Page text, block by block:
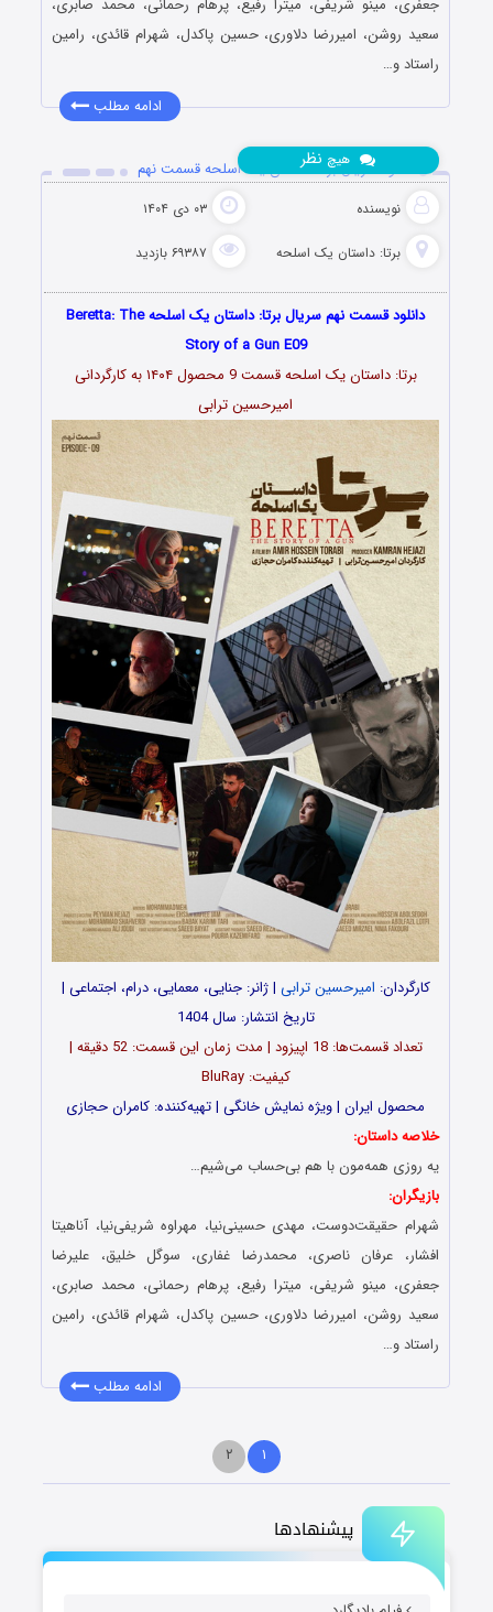
پیشنهادها
جعفری، مینو شریفی، میترا رفیع، پرهام رحمانی، محمد صابری،
سعید روشن، امیررضا دلاوری، حسین پاکدل، شهرام قائدی، رامین
راستاد و…
ادامه مطلب
دانلود سریال برتا: داستان یک اسلحه قسمت نهم
نویسنده ۰۳ دی ۱۴۰۴
برتا: داستان یک اسلحه ۶۹۳۸۷ بازدید
هیچ نظر
دانلود قسمت نهم سریال برتا: داستان یک اسلحه ‌Beretta: The
Story of a Gun E09
برتا: داستان یک اسلحه قسمت 9 محصول ۱۴۰۴ به کارگردانی
امیرحسین ترابی
کارگردان: امیرحسین ترابی | ژانر: جنایی، معمایی، درام، اجتماعی |
تاریخ انتشار: سال 1404
تعداد قسمت‌ها: 18 اپیزود | مدت زمان این قسمت: 52 دقیقه |
کیفیت: BluRay
محصول ایران | ویژه نمایش خانگی | تهیه‌کننده: کامران حجازی
خلاصه داستان:
یه روزی همه‌مون با هم بی‌حساب می‌شیم…
بازیگران:
شهرام حقیقت‌دوست، مهدی حسینی‌نیا، مهراوه شریفی‌نیا، آناهیتا
افشار، عرفان ناصری، محمدرضا غفاری، سوگل خلیق، علیرضا
جعفری، مینو شریفی، میترا رفیع، پرهام رحمانی، محمد صابری،
سعید روشن، امیررضا دلاوری، حسین پاکدل، شهرام قائدی، رامین
راستاد و…
ادامه مطلب
۱ ۲